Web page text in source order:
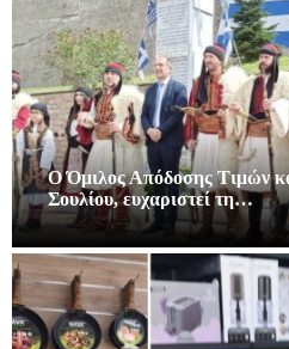
Ο Όμιλος Απόδοσης Τιμών
Σουλίου, ευχαριστεί τη…